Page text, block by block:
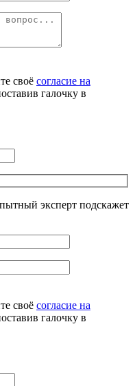
своё согласие на
галочку в
эксперт подскажет
своё согласие на
галочку в